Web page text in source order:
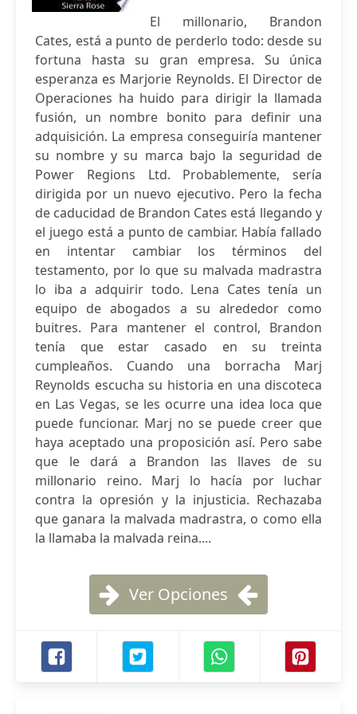
El millonario, Brandon
Cates, está a punto de perderlo todo: desde su
fortuna hasta su gran empresa. Su única
esperanza es Marjorie Reynolds. El Director de
Operaciones ha huido para dirigir la llamada
fusión, un nombre bonito para definir una
adquisición. La empresa conseguiría mantener
su nombre y su marca bajo la seguridad de
Power Regions Ltd. Probablemente, sería
dirigida por un nuevo ejecutivo. Pero la fecha
de caducidad de Brandon Cates está llegando y
el juego está a punto de cambiar. Había fallado
en intentar cambiar los términos del
testamento, por lo que su malvada madrastra
lo iba a adquirir todo. Lena Cates tenía un
equipo de abogados a su alrededor como
buitres. Para mantener el control, Brandon
tenía que estar casado en su treinta
cumpleaños. Cuando una borracha Marj
Reynolds escucha su historia en una discoteca
en Las Vegas, se les ocurre una idea loca que
puede funcionar. Marj no se puede creer que
haya aceptado una proposición así. Pero sabe
que le dará a Brandon las llaves de su
millonario reino. Marj lo hacía por luchar
contra la opresión y la injusticia. Rechazaba
que ganara la malvada madrastra, o como ella
la llamaba la malvada reina....
Ver Opciones